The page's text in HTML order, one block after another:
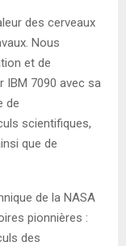
des cerveaux
Nous
et de
IBM 7090 avec sa
de
scientifiques,
que de
de la NASA
pionnières :
des